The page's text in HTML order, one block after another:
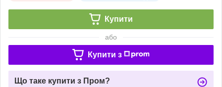
Купити
або
Купити з
Що таке купити з Пром?